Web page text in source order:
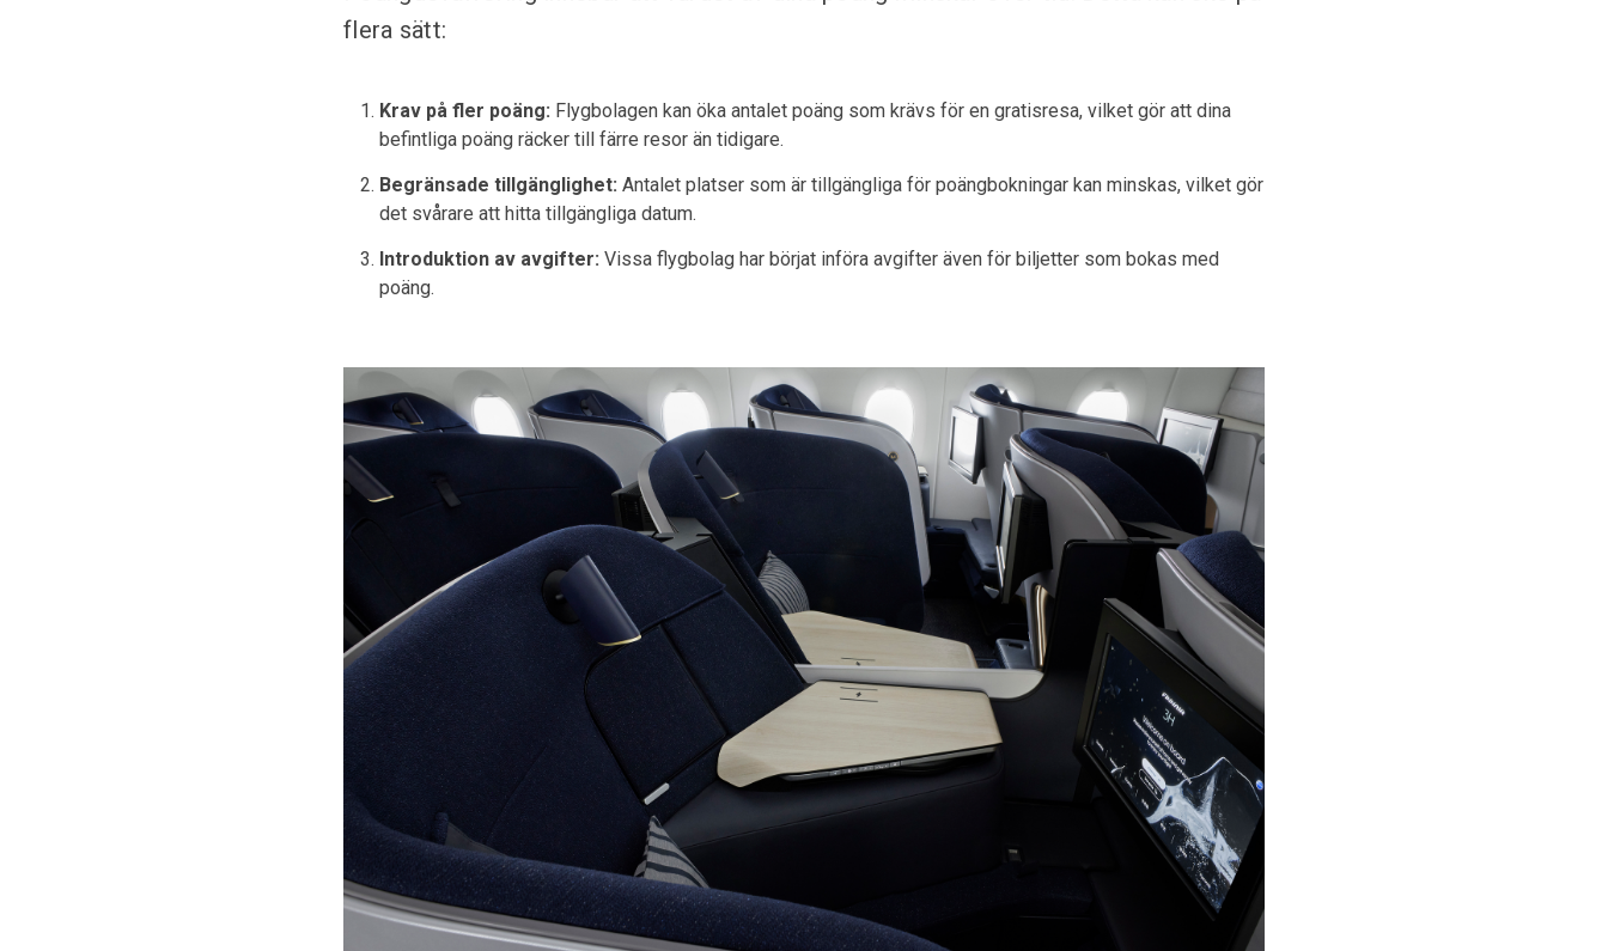
flera sätt:
Krav på fler poäng: Flygbolagen kan öka antalet poäng som krävs för en gratisresa, vilket gör att dina
befintliga poäng räcker till färre resor än tidigare.
Begränsade tillgänglighet: Antalet platser som är tillgängliga för poängbokningar kan minskas, vilket gör
det svårare att hitta tillgängliga datum.
Introduktion av avgifter: Vissa flygbolag har börjat införa avgifter även för biljetter som bokas med
poäng.